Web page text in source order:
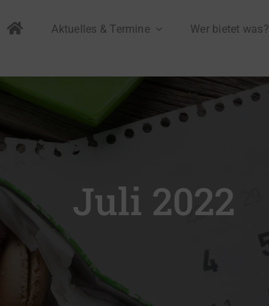
Aktuelles & Termine Wer bietet was?
Juli 2022